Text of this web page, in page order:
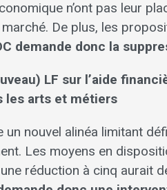
n’ont pas leur
De plus, les
demande donc la
LF sur l’aide
les arts et métiers
un nouvel alinéa limitant
Les moyens en
réduction à cinq aurait